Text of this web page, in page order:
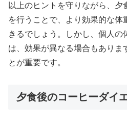
以上のヒントを守りながら、夕
を行うことで、より効果的な
きるでしょう。しかし、個人の
は、効果が異なる場合もありま
とが重要です。
夕食後のコーヒーダイ